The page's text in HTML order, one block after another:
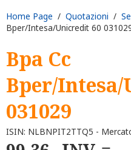
Home Page / Quotazioni /
Bper/Intesa/Unicredit 60
Bpa Cc
Bper/
031029
ISIN: NLBNPIT2TTQ5 -